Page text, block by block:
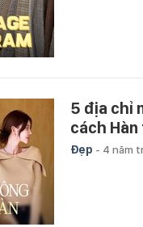
5 địa chỉ
cách
Đẹp - 4 năm